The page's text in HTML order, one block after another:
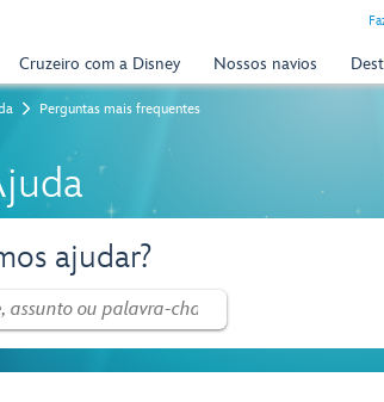
Cruzeiro com a Disney Nossos navios
Perguntas mais frequentes
ajudar?